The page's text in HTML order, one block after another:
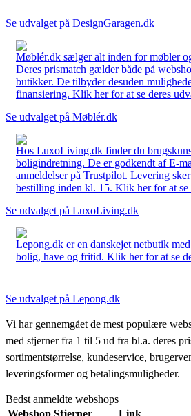
Se udvalget på DesignGaragen.dk
Møblér.dk sælger alt inden for møbler
Deres prismatch gælder både på
butikker. De tilbyder desuden
finansiering. Klik her for at se deres
Se udvalget på Møblér.dk
Hos LuxoLiving.dk finder du
boligindretning. De er godkendt af E-
anmeldelser på Trustpilot. Levering
bestilling inden kl. 15. Klik her for at se
Se udvalget på LuxoLiving.dk
Lepong.dk er en danskejet netbutik
bolig, have og fritid. Klik her for at se
Se udvalget på Lepong.dk
Vi har gennemgået de mest populære
med stjerner fra 1 til 5 ud fra bl.a. deres
sortimentstørrelse, kundeservice,
leveringsformer og betalingsmuligheder.
Bedst anmeldte webshops
Webshop Stjerner Link